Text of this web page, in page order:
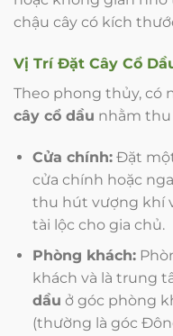
chậu cây có kích
Vị Trí Đặt Cây Cổ
Theo phong thủy, có
cây cổ dầu nhằm thu
Cửa chính:Đặt
cửa chính hoặc
thu hút vượng khí
tài lộc cho gia chủ.
Phòng khách:
khách và là trung
dầu ở góc phòng
(thường là góc